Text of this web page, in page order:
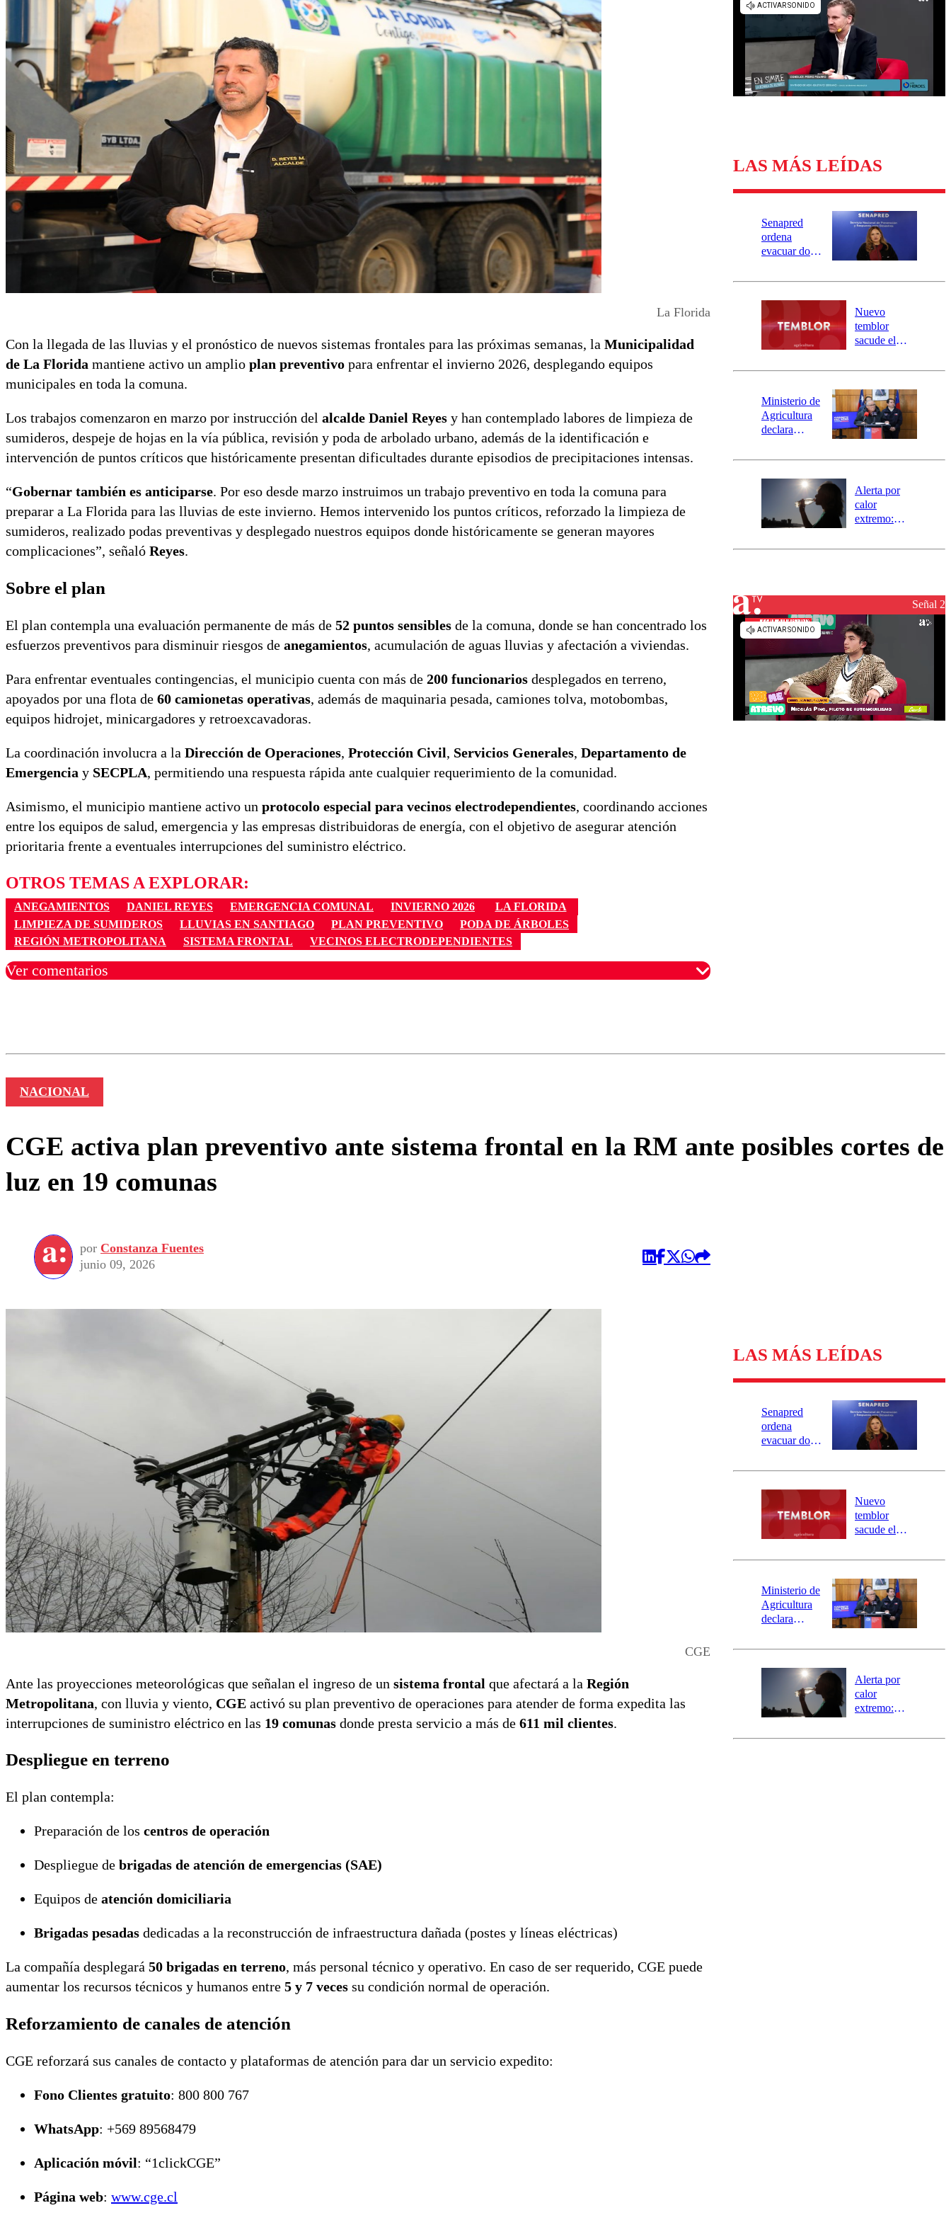
Universidad de Chile
Sustentabilidad
La Florida
Con la llegada de las lluvias y el pronóstico de nuevos sistemas frontales para las próximas semanas, la Municipalidad
de La Florida mantiene activo un amplio plan preventivo para enfrentar el invierno 2026, desplegando equipos
municipales en toda la comuna.
Los trabajos comenzaron en marzo por instrucción del alcalde Daniel Reyes y han contemplado labores de limpieza de
sumideros, despeje de hojas en la vía pública, revisión y poda de arbolado urbano, además de la identificación e
intervención de puntos críticos que históricamente presentan dificultades durante episodios de precipitaciones intensas.
“Gobernar también es anticiparse. Por eso desde marzo instruimos un trabajo preventivo en toda la comuna para
preparar a La Florida para las lluvias de este invierno. Hemos intervenido los puntos críticos, reforzado la limpieza de
sumideros, realizado podas preventivas y desplegado nuestros equipos donde históricamente se generan mayores
complicaciones”, señaló Reyes.
Sobre el plan
El plan contempla una evaluación permanente de más de 52 puntos sensibles de la comuna, donde se han concentrado los
esfuerzos preventivos para disminuir riesgos de anegamientos, acumulación de aguas lluvias y afectación a viviendas.
Para enfrentar eventuales contingencias, el municipio cuenta con más de 200 funcionarios desplegados en terreno,
apoyados por una flota de 60 camionetas operativas, además de maquinaria pesada, camiones tolva, motobombas,
equipos hidrojet, minicargadores y retroexcavadoras.
La coordinación involucra a la Dirección de Operaciones, Protección Civil, Servicios Generales, Departamento de
Emergencia y SECPLA, permitiendo una respuesta rápida ante cualquier requerimiento de la comunidad.
Asimismo, el municipio mantiene activo un protocolo especial para vecinos electrodependientes, coordinando acciones
entre los equipos de salud, emergencia y las empresas distribuidoras de energía, con el objetivo de asegurar atención
prioritaria frente a eventuales interrupciones del suministro eléctrico.
OTROS TEMAS A EXPLORAR:
ANEGAMIENTOS DANIEL REYES EMERGENCIA COMUNAL INVIERNO 2026
LA FLORIDA
LIMPIEZA DE SUMIDEROS
LLUVIAS EN SANTIAGO PLAN PREVENTIVO
PODA DE ÁRBOLES
REGIÓN METROPOLITANA
SISTEMA FRONTAL VECINOS ELECTRODEPENDIENTES
Ver comentarios
LAS MÁS LEÍDAS
Senapred
ordena
evacuar dos
Carahue por
río Damas:
activa
mensajería
SAE
Nuevo
temblor
sacude el
revisa la
epicentro
Ministerio de
Agricultura
declara
agrícola para
Alerta por
calor
extremo:
activa Alerta
Señal 2
NACIONAL
CGE activa plan preventivo ante sistema frontal en la RM ante posibles cortes de
luz en 19 comunas
por Constanza Fuentes
junio 09, 2026
CGE
Ante las proyecciones meteorológicas que señalan el ingreso de un sistema frontal que afectará a la Región
Metropolitana, con lluvia y viento, CGE activó su plan preventivo de operaciones para atender de forma expedita las
interrupciones de suministro eléctrico en las 19 comunas donde presta servicio a más de 611 mil clientes.
Despliegue en terreno
El plan contempla:
Preparación de los centros de operación
Despliegue de brigadas de atención de emergencias (SAE)
Equipos de atención domiciliaria
Brigadas pesadas dedicadas a la reconstrucción de infraestructura dañada (postes y líneas eléctricas)
La compañía desplegará 50 brigadas en terreno, más personal técnico y operativo. En caso de ser requerido, CGE puede
aumentar los recursos técnicos y humanos entre 5 y 7 veces su condición normal de operación.
Reforzamiento de canales de atención
CGE reforzará sus canales de contacto y plataformas de atención para dar un servicio expedito:
Fono Clientes gratuito: 800 800 767
WhatsApp: +569 89568479
Aplicación móvil: “1clickCGE”
Página web: www.cge.cl
LAS MÁS LEÍDAS
Senapred
ordena
evacuar dos
Carahue por
río Damas:
activa
mensajería
SAE
Nuevo
temblor
sacude el
revisa la
epicentro
Ministerio de
Agricultura
declara
agrícola para
Alerta por
calor
extremo:
activa Alerta